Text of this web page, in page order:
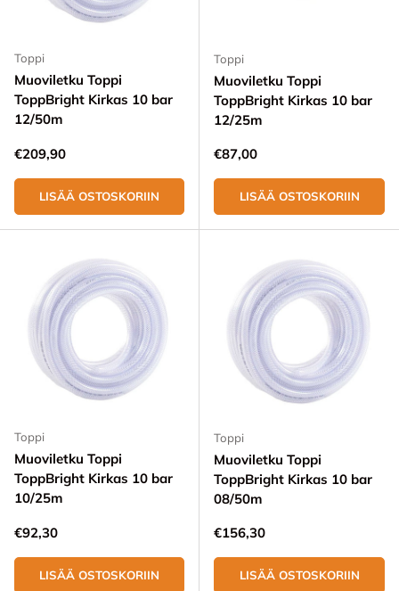
Toppi
Muoviletku Toppi
ToppBright Kirkas 10 bar
12/50m
Normaali hinta
€209,90
LISÄÄ OSTOSKORIIN
Toppi
Muoviletku Toppi
ToppBright Kirkas 10 bar
12/25m
Normaali hinta
€87,00
LISÄÄ OSTOSKORIIN
Toppi
Muoviletku Toppi
ToppBright Kirkas 10 bar
10/25m
Normaali hinta
€92,30
LISÄÄ OSTOSKORIIN
Toppi
Muoviletku Toppi
ToppBright Kirkas 10 bar
08/50m
Normaali hinta
€156,30
LISÄÄ OSTOSKORIIN